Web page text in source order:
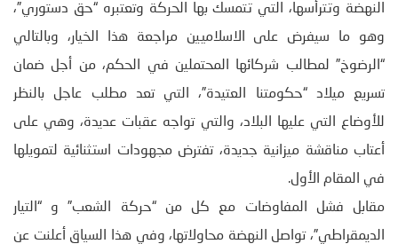
النهضة وتترأسها، التي تتمسك بها الحركة وتعتبره “حق دستوري”،
وهو ما سيفرض على الاسلاميين مراجعة هذا الخيار، وبالتالي
“الرضوخ” لمطالب شركائها المحتملين في الحكم، من أجل ضمان
تسريع ميلاد “حكومتنا العتيدة”، التي تعد مطلب عاجل بالنظر
للأوضاع التي عليها البلاد، والتي تواجه عقبات عديدة، وهي على
أعتاب مناقشة ميزانية جديدة، تفترض مجهودات استثنائية لتمويلها
في المقام الأول.
مقابل فشل المفاوضات مع كل من “حركة الشعب” و “التيار
الديمقراطي”، تواصل النهضة محاولاتها، وفي هذا السياق أعلنت عن